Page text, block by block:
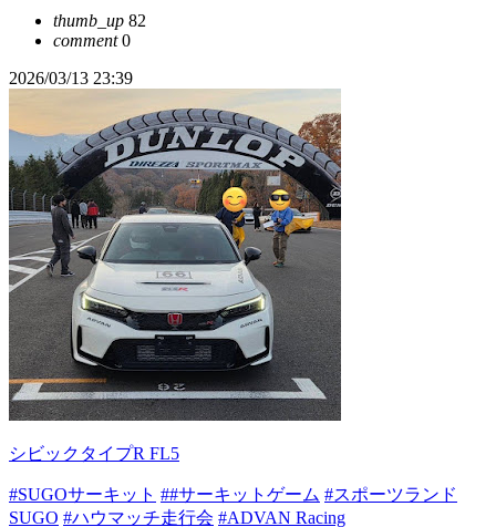
thumb_up 82
comment0
2026/03/13 23:39
シビックタイプR FL5
#SUGOサーキット ##サーキットゲーム #スポーツランド
SUGO #ハウマッチ走行会 #ADVAN Racing